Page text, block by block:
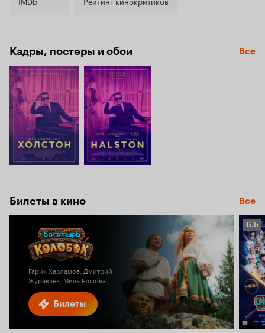
Кадры, постеры и обои Все
Билеты в кино Все
Билеты
Гарик Харламов, Дмитрий
Журавлев, Мила Ершова
6.5
6.5